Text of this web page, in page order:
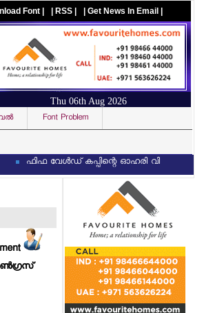
Font | | RSS | | Get News In Email |
Thu 06th Aug 2026
Font Problem
ഫിഫ വേള്‍ഡ് കപ്പിന്റെ ഓഹരി വില്‍ക്കാനുള്ള